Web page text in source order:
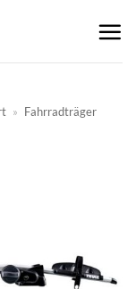
» Fahrradträger